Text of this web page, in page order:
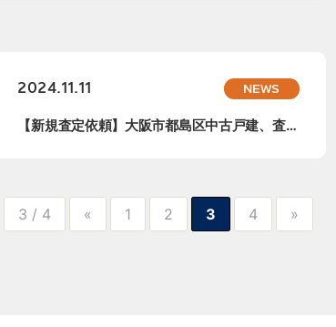
2024.11.11 NEWS
【新規査定依頼】大阪市都島区中古戸建、査定
3 / 4 « 1 2 3 4 »